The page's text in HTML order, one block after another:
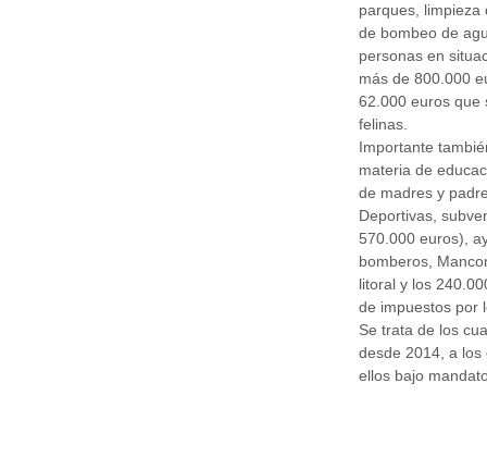
parques, limpieza
de bombeo de
personas en
más de 800.000
62.000 euros que
felinas.
Importante
materia de
de madres y
Deportivas,
570.000 euros),
bomberos,
litoral y los
de impuestos por
Se trata de los
desde 2014, a
ellos bajo